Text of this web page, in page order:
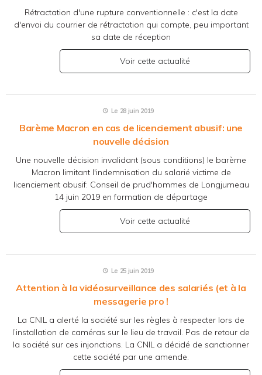
Rétractation d'une rupture conventionnelle : c'est la date
d'envoi du courrier de rétractation qui compte, peu important
sa date de réception
Voir cette actualité
Le 28 juin 2019
Barème Macron en cas de licenciement abusif: une
nouvelle décision
Une nouvelle décision invalidant (sous conditions) le barème
Macron limitant l'indemnisation du salarié victime de
licenciement abusif: Conseil de prud'hommes de Longjumeau
14 juin 2019 en formation de départage
Voir cette actualité
Le 25 juin 2019
Attention à la vidéosurveillance des salariés (et à la
messagerie pro !
La CNIL a alerté la société sur les règles à respecter lors de
l’installation de caméras sur le lieu de travail. Pas de retour de
la société sur ces injonctions. La CNIL a décidé de sanctionner
cette société par une amende.